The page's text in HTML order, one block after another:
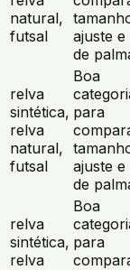
natural,
futsal
ajuste e
de
relva
sintética,
relva
natural,
futsal
Boa
para
ajuste e
de
relva
sintética,
relva
Boa
para